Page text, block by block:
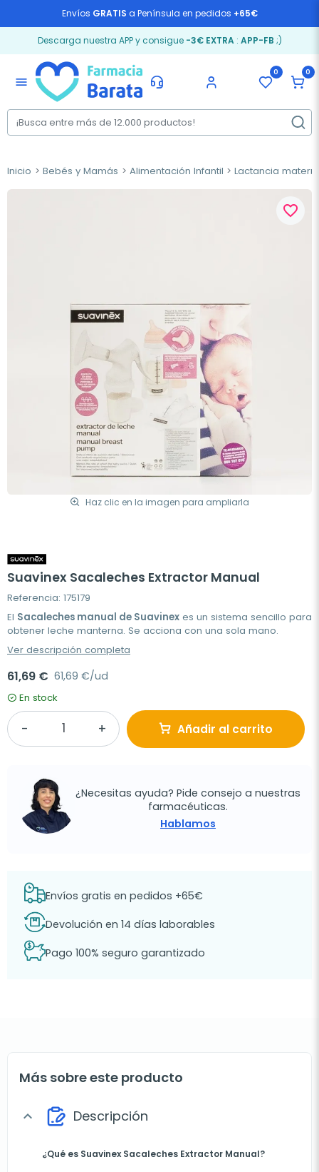
Envíos GRATIS a Península en pedidos +65€
Descarga nuestra APP y consigue -3€ EXTRA: APP-FB ;)
menu
0 0
Inicio Bebés y Mamás Alimentación Infantil Lactancia
Haz clic en la imagen para ampliarla
favorite_border
Suavinex Sacaleches Extractor Manual
Referencia: 175179
El Sacaleches manual de Suavinex es un sistema sencillo para
obtener leche manterna. Se acciona con una sola mano.
Ver descripción completa
61,69 € 61,69 €/ud
En stock
Añadir al carrito
¿Necesitas ayuda? Pide consejo a nuestras
farmacéuticas.
Hablamos
Envíos gratis en pedidos +65€
Devolución en 14 días laborables
Pago 100% seguro garantizado
Más sobre este producto
expand_more Descripción
¿Qué es Suavinex Sacaleches Extractor Manual?